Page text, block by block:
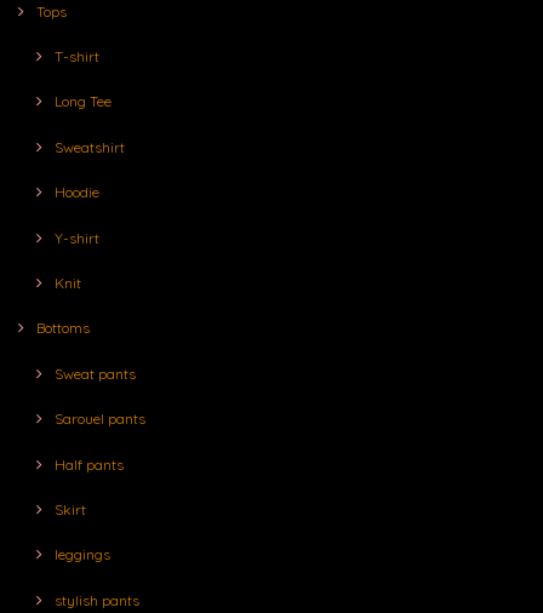
Tops
T-shirt
Long Tee
Sweatshirt
Hoodie
Y-shirt
Knit
Bottoms
Sweat pants
Sarouel pants
Half pants
Skirt
leggings
stylish pants